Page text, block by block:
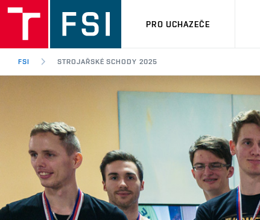
PRO UCHAZEČE
FSI STROJAŘSKÉ SCHODY 2025